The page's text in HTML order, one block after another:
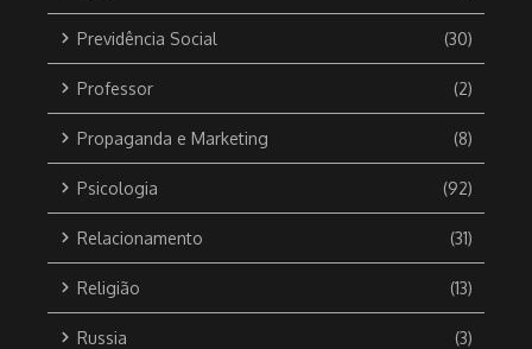
Previdência Social (30)
Professor (2)
Propaganda e Marketing (8)
Psicologia (92)
Relacionamento (31)
Religião (13)
Russia (3)